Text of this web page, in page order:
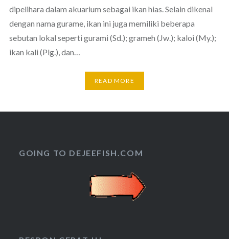
dipelihara dalam akuarium sebagai ikan hias. Selain dikenal
dengan nama gurame, ikan ini juga memiliki beberapa
sebutan lokal seperti gurami (Sd.); grameh (Jw.); kaloi (My.);
ikan kali (Plg.), dan…
READ MORE
GOING TO DEJEEFISH.COM